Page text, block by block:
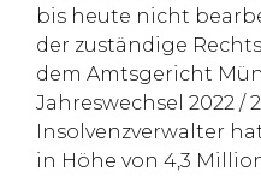
bis heute nicht
der zuständige
dem Amtsgericht
Jahreswechsel 2022 /
Insolvenzverwalter
in Höhe von 4,3